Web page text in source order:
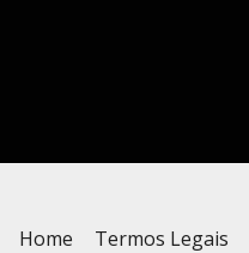
Home Termos Legais